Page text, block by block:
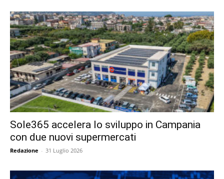
Sole365 accelera lo sviluppo in Campania
con due nuovi supermercati
Redazione - 31 Luglio 2026